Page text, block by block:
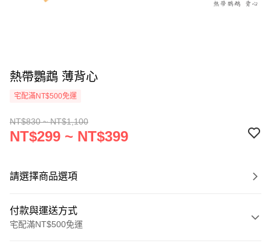
熱帶鸚鵡 薄背心
宅配滿NT$500免運
NT$830 ~ NT$1,100
NT$299 ~ NT$399
請選擇商品選項
付款與運送方式
宅配滿NT$500免運